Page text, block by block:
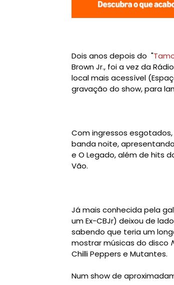
Dois anos depois do "
Brown Jr., foi a vez da
local mais acessível
gravação do show, para
Com ingressos
banda noite,
e O Legado, além de hits
Vão.
Já mais conhecida pela
um Ex-CBJr) deixou de
sabendo que teria um
mostrar músicas do disco
Chilli Peppers e Mutantes.
Num show de